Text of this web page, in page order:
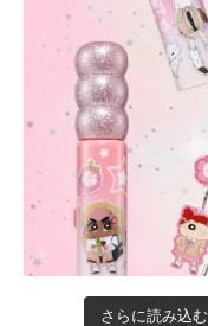
さらに読み込む